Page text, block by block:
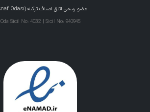
عضو رسمی اتاق اصناف ترکیه (Esnaf Odası)
Oda Sicil No: 4032 | Sicil No: 940945